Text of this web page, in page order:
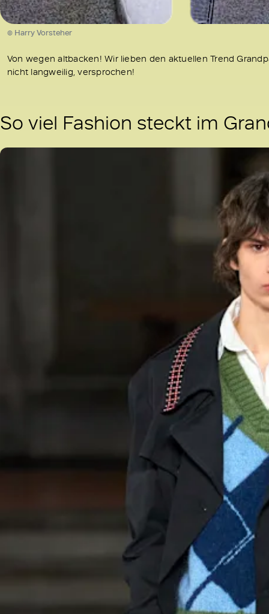
Von wegen altbacken! Wir lieben den aktuellen Trend
nicht langweilig, versprochen!
So viel Fashion steckt im